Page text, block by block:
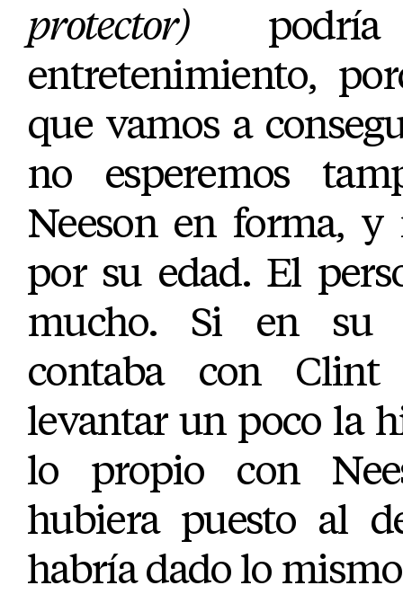
protector)podría
entretenimiento,
que vamos a
no esperemos
Neeson en forma, y
por su edad. El
mucho. Si en su
contaba con Clint
levantar un poco la
lo propio con
hubiera puesto al
habría dado lo